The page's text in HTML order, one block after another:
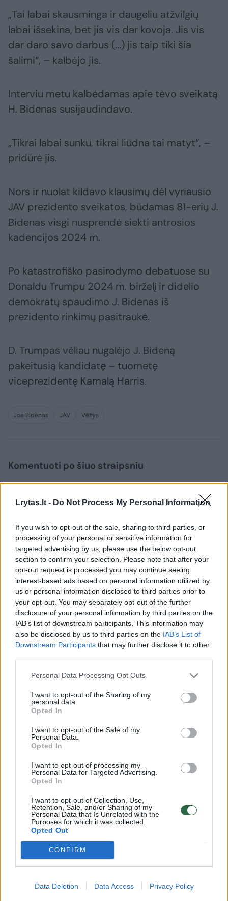
Lrytas.lt - Do Not Process My Personal Information
If you wish to opt-out of the sale, sharing to third parties, or
processing of your personal or sensitive information for
targeted advertising by us, please use the below opt-out
section to confirm your selection. Please note that after your
opt-out request is processed you may continue seeing
interest-based ads based on personal information utilized by
us or personal information disclosed to third parties prior to
your opt-out. You may separately opt-out of the further
disclosure of your personal information by third parties on the
IAB’s list of downstream participants. This information may
also be disclosed by us to third parties on the IAB’s List of
Downstream Participants that may further disclose it to other
Personal Data Processing Opt Outs
I want to opt-out of the Sharing of my
personal data.
Opted In
I want to opt-out of the Sale of my
Personal Data.
Opted In
I want to opt-out of processing my
Personal Data for Targeted Advertising.
Opted In
I want to opt-out of Collection, Use,
Retention, Sale, and/or Sharing of my
Personal Data that Is Unrelated with the
Purposes for which it was collected.
Opted Out
CONFIRM
Data Deletion Data Access Privacy Policy
„Tai labai skausminga ir daugeliu atžvilgių
labai išsekina, bet jis vis dar kovoja. Jis vis
dar daro savo darbus (...) jis taip tiki šia
šalimi“, – kalbėjo jis.
Interviu metu kalbėdamas apie tėvo sveikatą
H. Bidenas susijaudindavo.
„Tikrai labai sunku, tikrai liūdna tai matyt“, –
pridūrė jis.
Nors ir nuolat kildavo klausimų dėl vyriausio
JAV prezidento sveikatos, būdamas 81-erių J.
Bidenas visgi nusprendė siekti antrosios
kadencijos 2024 m.
Po katastrofiško pasirodymo debatuose su
Donaldu Trumpu 2024 m. birželį ir didelio
demokratų spaudimo J. Bidenas iš
prezidento rinkimų pasitraukė.
D. Trumpas vėliau nugalėjo J. Bideną
pakeitusią kandidatę – tuometę
viceprezidentę Kamalą Harris.
Joe Bidenas JAV Vėžys
Komentuoti po šiuo straipsniu
Komentuoti gali tik Lrytas registruoti vartotojai.
Prisijunkite prie registruotų vartotojų
Rodyti komentarus
Prisijungti komentatoriams
Pasaulis Konfliktai ir saugumas
Iš E. Musko – skaudus smūgis
Ukrainai dėl „Starlink“ naudojimo
Rugpjūčio 8-osios įvykiai (10)
2026 m. rugpjūčio 8 d. 05:16